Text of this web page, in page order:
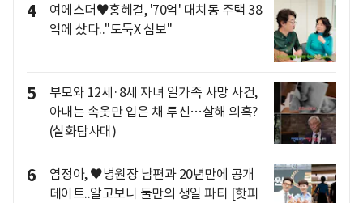
4
여에스더♥홍혜걸, '70억' 대치동 주택 38
억에 샀다.."도둑X 심보"
5
부모와 12세·8세 자녀 일가족 사망 사건,
아내는 속옷만 입은 채 투신…살해 의혹?
(실화탐사대)
6
염정아, ♥병원장 남편과 20년만에 공개
데이트..알고보니 둘만의 생일 파티 [핫피